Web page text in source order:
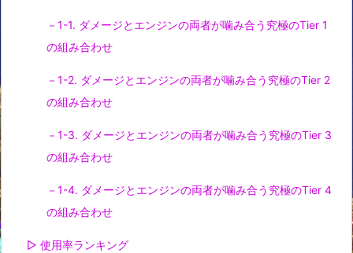
－1-1. ダメージとエンジンの両者が噛み合う究極のTier 1
の組み合わせ
－1-2. ダメージとエンジンの両者が噛み合う究極のTier 2
の組み合わせ
－1-3. ダメージとエンジンの両者が噛み合う究極のTier 3
の組み合わせ
－1-4. ダメージとエンジンの両者が噛み合う究極のTier 4
の組み合わせ
▷ 使用率ランキング